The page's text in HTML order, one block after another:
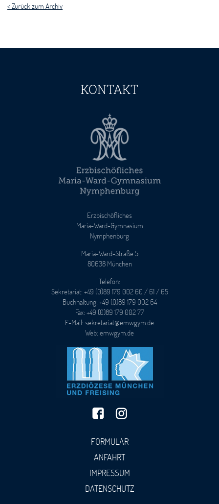
< Zurück zum Archiv
KONTAKT
Erzbischöfliches
Maria-Ward-Gymnasium
Nymphenburg
Maria-Ward-Straße 5
80638 München
Telefon:
Sekretariat: +49 (0)89 179 002 60 / 61 / 65
Buchhaltung: +49 (0)89 179 002 64
Fax: +49 (0)89 179 002 77
E-Mail: sekretariat@emwgym.de
Web: emwgym.de
FORMULAR
ANFAHRT
IMPRESSUM
DATENSCHUTZ